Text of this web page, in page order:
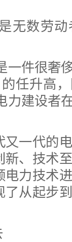
数劳动
件很奢
任升高
力建设者
一代的电
、技术
力技术
从起步